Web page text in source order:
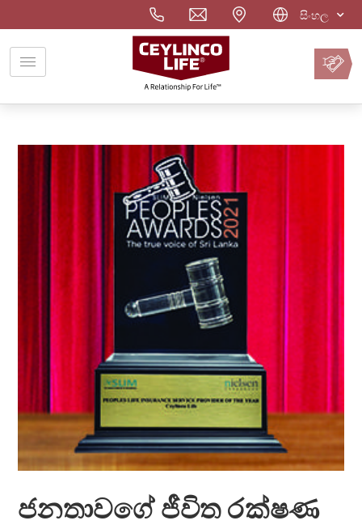
සිංහල
වාරිකය
ඔන්ලයින්
ගෙවන්න
ජනතාවගේ ජීවිත රක්ෂණ